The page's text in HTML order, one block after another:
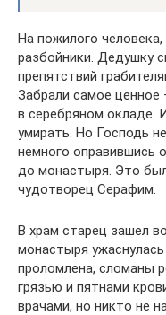
На пожилого
разбойники. Дедушку
препятствий
Забрали самое
в серебряном окладе.
умирать. Но Господь
немного оправившись
до монастыря. Это
чудотворец Серафим.
В храм старец зашел
монастыря
проломлена, сломаны
грязью и пятнами
врачами, но никто не